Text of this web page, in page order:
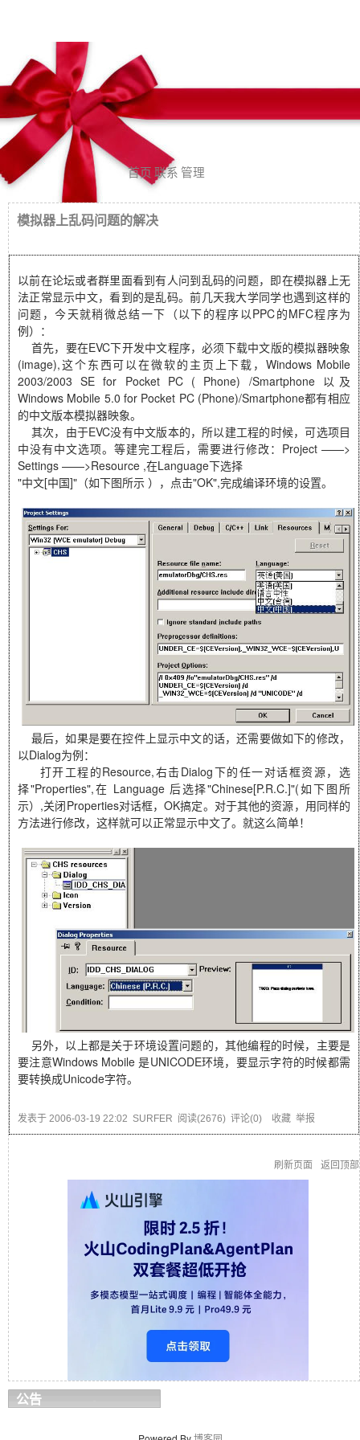
首页联系 管理
模拟器上乱码问题的解决
以前在论坛或者群里面看到有人问到乱码的问题，即在模拟器上无
法正常显示中文，看到的是乱码。前几天我大学同学也遇到这样的
问题，今天就稍微总结一下（以下的程序以PPC的MFC程序为
例）：
首先，要在EVC下开发中文程序，必须下载中文版的模拟器映象
(image),这个东西可以在微软的主页上下载，Windows Mobile
2003/2003 SE for Pocket PC ( Phone) /Smartphone 以及
Windows Mobile 5.0 for Pocket PC (Phone)/Smartphone都有相应
的中文版本模拟器映象。
其次，由于EVC没有中文版本的，所以建工程的时候，可选项目
中没有中文选项。等建完工程后，需要进行修改：Project ——>
Settings ——>Resource ,在Language下选择
"中文[中国]"（如下图所示 ），点击"OK",完成编译环境的设置。
最后，如果是要在控件上显示中文的话，还需要做如下的修改，
以Dialog为例：
打开工程的Resource,右击Dialog下的任一对话框资源，选
择"Properties",在 Language 后选择"Chinese[P.R.C.]"(如下图所
示）,关闭Properties对话框，OK搞定。对于其他的资源，用同样的
方法进行修改，这样就可以正常显示中文了。就这么简单！
另外，以上都是关于环境设置问题的，其他编程的时候，主要是
要注意Windows Mobile 是UNICODE环境，要显示字符的时候都需
要转换成Unicode字符。
发表于 2006-03-19 22:02 SURFER 阅读(2676) 评论(0) 收藏 举报
刷新页面 返回顶部
公告